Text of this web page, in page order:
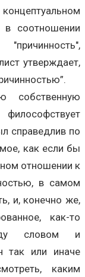
соотношении
утверждает,
собственную
справедлив по
как если бы
отношении к
в самом
и, конечно же,
как-то
словом и
так или иначе
каким